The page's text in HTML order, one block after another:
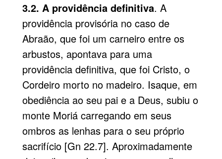
3.2. A providência definitiva. A
providência provisória no caso de
Abraão, que foi um carneiro entre os
arbustos, apontava para uma
providência definitiva, que foi Cristo, o
Cordeiro morto no madeiro. Isaque, em
obediência ao seu pai e a Deus, subiu o
monte Moriá carregando em seus
ombros as lenhas para o seu próprio
sacrifício [Gn 22.7]. Aproximadamente